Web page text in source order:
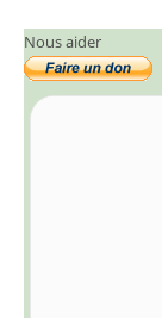
Nous aider